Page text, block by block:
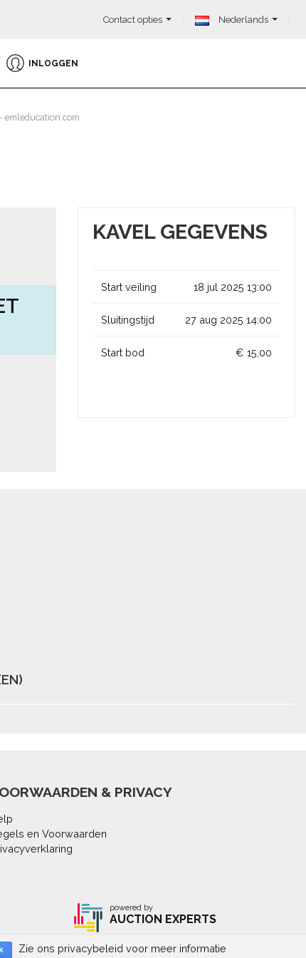
Contact opties Nederlands
INLOGGEN
emleducation.com
KAVEL GEGEVENS
Start veiling 18 jul 2025 13:00
Sluitingstijd 27 aug 2025 14:00
Start bod € 15,00
Zie ons privacybeleid voor meer informatie
& PRIVACY
en Voorwaarden
powered by
AUCTION EXPERTS